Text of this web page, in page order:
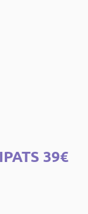
39€